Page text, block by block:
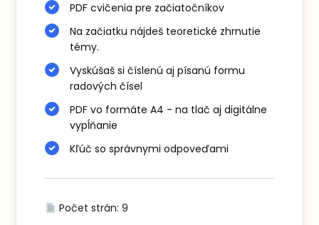
PDF cvičenia pre začiatočníkov
Na začiatku nájdeš teoretické zhrnutie
témy.
Vyskúšaš si číslenú aj písanú formu
radových čísel
PDF vo formáte A4 - na tlač aj digitálne
vypĺňanie
Kľúč so správnymi odpoveďami
Počet strán: 9